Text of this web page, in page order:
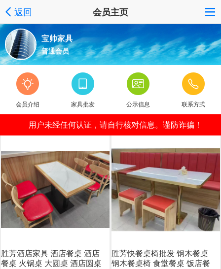
返回 会员主页
宝帅家具
普通会员
会员介绍 家具批发 公示信息 联系方式
用户未经任何认证，请自行核对信息。谨防诈骗！
胜芳酒店家具 酒店餐桌 酒店
餐桌 火锅桌 大圆桌 酒店圆桌
胜芳快餐桌椅批发 钢木餐桌
钢木餐桌椅 食堂餐桌 饭店餐